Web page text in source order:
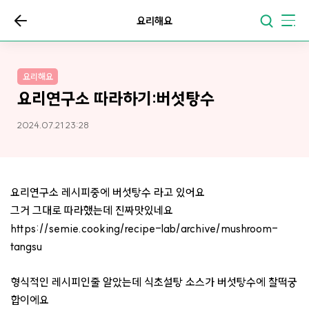
요리해요
요리해요
요리연구소 따라하기:버섯탕수
2024.07.21 23:28
요리연구소 레시피중에 버섯탕수 라고 있어요
그거 그대로 따라했는데 진짜맛있네요
https://semie.cooking/recipe-lab/archive/mushroom-
tangsu
형식적인 레시피인줄 알았는데 식초설탕 소스가 버섯탕수에 찰떡궁
합이에요